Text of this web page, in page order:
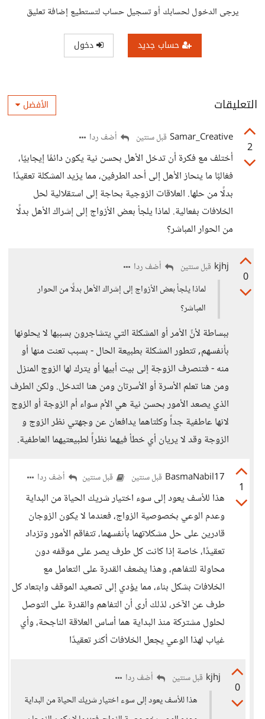
يرجى الدخول لحسابك أو تسجيل حساب لتستطيع إضافة تعليق
حساب جديد دخول
التعليقات الأفضل
2
Samar_Creative قبل سنتين أضف ردا
أختلف مع فكرة أن تدخل الأهل بحسن نية يكون دائمًا إيجابيًا،
فغالبًا ما ينحاز الأهل إلى أحد الطرفين، مما يزيد المشكلة تعقيدًا
بدلًا من حلها. العلاقات الزوجية بحاجة إلى استقلالية لحل
الخلافات بفعالية. لماذا يلجأ بعض الأزواج إلى إشراك الأهل بدلًا
من الحوار المباشر؟
0
kjhj قبل سنتين
أضف ردا
لماذا يلجأ بعض الأزواج إلى إشراك الأهل بدلًا من الحوار
المباشر؟
ببساطة لأنً الأمر أو المشكلة التي يتشاجرون بسببها لا يحلونها
بأنفسهم, تتطور المشكلة بطبيعة الحال - بسبب تعنت منها أو
منه - فتنصرف الزوجة إلى بيت أبيها أو يترك لها الزوج المنزل
ومن هنا تعلم الأسرة أو الأسرتان ومن هنا التدخل. ولكن الطرف
الذي يصعد الأمور بحسن نية هي الأم سواء أم الزوجة أو الزوج
لانها عاطفية جداً وكلتاهما يدافعان عن وجهتي نظر الزوج و
الزوجة وقد لا يريان أي خطأ فيهما نظراً لطبيعتيهما العاطفية.
1
BasmaNabil17 قبل سنتين قبل سنتين أضف ردا
هذا للأسف يعود إلى سوء اختيار شريك الحياة من البداية
وعدم الوعي بخصوصية الزواج، فعندما لا يكون الزوجان
قادرين على حل مشكلاتهما بأنفسهما، تتفاقم الأمور وتزداد
تعقيدًا، خاصة إذا كانت كل طرف يصر على موقفه دون
محاولة للتفاهم، وهذا يضعف القدرة على التعامل مع
الخلافات بشكل بناء، مما يؤدي إلى تصعيد الموقف وابتعاد كل
طرف عن الآخر، لذلك أرى أن التفاهم والقدرة على التوصل
لحلول مشتركة منذ البداية هما أساس العلاقة الناجحة، وأي
غياب لهذا الوعي يجعل الخلافات أكثر تعقيدًا
0
kjhj قبل سنتين
أضف ردا
هذا للأسف يعود إلى سوء اختيار شريك الحياة من البداية